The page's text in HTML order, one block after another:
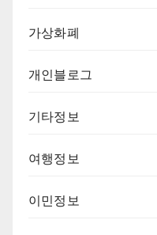
가상화폐
개인블로그
기타정보
여행정보
이민정보